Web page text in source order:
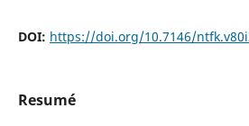
DOI: https://doi.org/10.7146/
Resumé